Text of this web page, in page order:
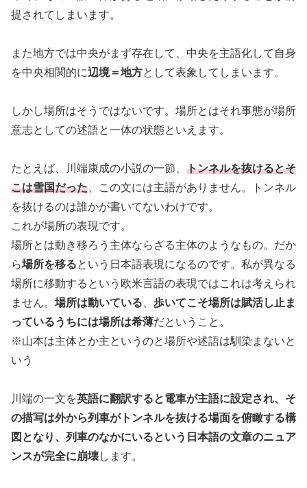
提されてしまいます。
また地方では中央がまず存在して、中央を主語化して自身
を中央相関的に辺境＝地方として表象してしまいます。
しかし場所はそうではないです。場所とはそれ事態が場所
意志としての述語と一体の状態といえます。
たとえば、川端康成の小説の一節、 トンネルを抜けるとそ
こは雪国だった 、この文には主語がありません。トンネル
を抜けるのは誰かが書いてないわけです。
これが場所の表現です。
場所とは動き移ろう主体ならざる主体のようなもの。だか
ら場所を移るという日本語表現になるのです。私が異なる
場所に移動するという欧米言語の表現ではこれは考えられ
ません。 場所は動いている
歩いてこそ場所は賦活し止ま
っているうちには場所は希薄だということ。
※山本は主体とか主というのと場所や述語は馴染まないと
いう
川端の一文を英語に翻訳すると電車が主語に設定され、そ
の描写は外から列車がトンネルを抜ける場面を俯瞰する構
図となり、列車のなかにいるという日本語の文章のニュア
ンスが完全に崩壊します。